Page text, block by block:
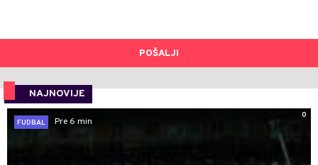
POŠALJI
NAJNOVIJE
0
FUDBAL
Pre 6 min